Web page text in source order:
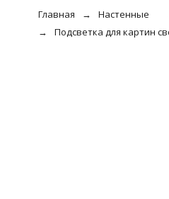
Главная Настенные
Подсветка для картин